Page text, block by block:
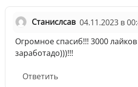
Станислсав 04.11.2023 в
Огромное спасиб!!! 3000
заработадо)))!!!
Ответить